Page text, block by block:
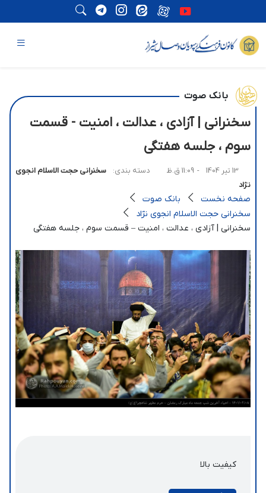
بانک صوت
سخنرانی | آزادی ، عدالت ، امنیت - قسمت
سوم ، جلسه هفتگی
13 تیر 1404 - 11:09 ق.ظ دسته بندی:
سخنرانی حجت الاسلام انجوی
نژاد
صفحه نخست
بانک صوت
سخنرانی حجت الاسلام انجوی نژاد
سخنرانی | آزادی ، عدالت ، امنیت – قسمت سوم ، جلسه هفتگی
کیفیت بالا